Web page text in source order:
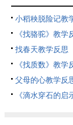
小稻秧脱险记教
《找骆驼》教学
找春天教学反思
《找质数》教学
父母的心教学反
《滴水穿石的启